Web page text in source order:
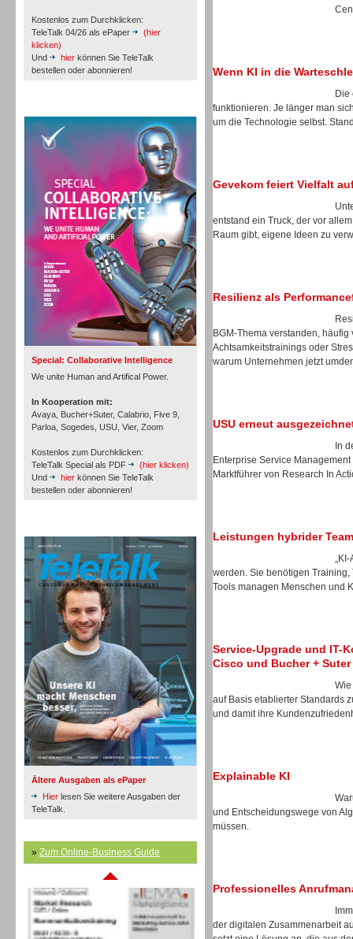
Kostenlos zum Durchklicken:
TeleTalk 04/26 als ePaper
(hier
klicken)
Und
hier können Sie TeleTalk
bestellen oder abonnieren!
Special: Collaborative Intelligence
We unite Human and Artifical Power.
In Kooperation mit:
Avaya, Bucher+Suter, Calabrio, Five 9,
Parloa, Sogedes, USU, Vier, Zoom
Kostenlos zum Durchklicken:
TeleTalk Special als PDF
(hier klicken)
Und
hier können Sie TeleTalk
bestellen oder abonnieren!
Ältere Ausgaben als ePaper
Hier lesen Sie weitere Ausgaben der
TeleTalk.
» Zum Online-Business Guide
Personal
Inbound
Inbound
Inbound
Wenn KI in die
Die
funktionieren. Je länger man
um die Technologie selbst.
Gevekom feiert Vielfalt
entstand ein Truck, der vor
Raum gibt, eigene Ideen zu
Resilienz als
BGM-Thema verstanden,
Achtsamkeitstrainings oder
warum Unternehmen jetzt
USU erneut
In
Enterprise Service
Marktführer von Research In
Leistungen hybrider
werden. Sie benötigen
Tools managen Menschen und
Service-Upgrade und IT-
Cisco und Bucher + Suter
auf Basis etablierter Standards
und damit ihre
Explainable KI
und Entscheidungswege von
müssen.
Professionelles
der digitalen Zusammenarbeit